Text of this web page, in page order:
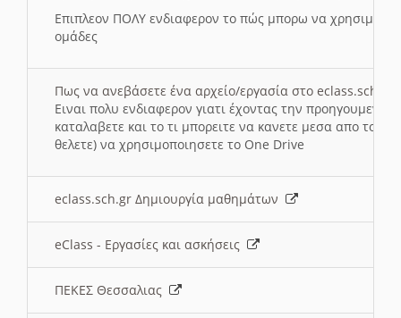
Επιπλεον ΠΟΛΥ ενδιαφερον το πώς μπορω να
ομάδες
Πως να ανεβάσετε ένα αρχείο/εργασία στο eclass.sch.gr
Ειναι πολυ ενδιαφερον γιατι έχοντας την
καταλαβετε και το τι μπορειτε να κανετε μεσα απο το
θελετε) να χρησιμοποιησετε το One Drive
eclass.sch.gr Δημιουργία μαθημάτων
eClass - Εργασίες και ασκήσεις
ΠΕΚΕΣ Θεσσαλιας